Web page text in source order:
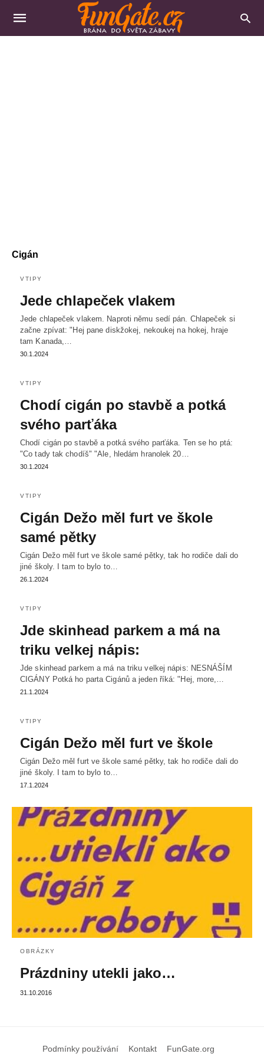
Cigán
VTIPY
Jede chlapeček vlakem
Jede chlapeček vlakem. Naproti němu sedí pán. Chlapeček si
začne zpívat: "Hej pane diskžokej, nekoukej na hokej, hraje
tam Kanada,…
30.1.2024
VTIPY
Chodí cigán po stavbě a potká
svého parťáka
Chodí cigán po stavbě a potká svého parťáka. Ten se ho ptá:
"Co tady tak chodíš" "Ale, hledám hranolek 20…
30.1.2024
VTIPY
Cigán Dežo měl furt ve škole
samé pětky
Cigán Dežo měl furt ve škole samé pětky, tak ho rodiče dali do
jiné školy. I tam to bylo to…
26.1.2024
VTIPY
Jde skinhead parkem a má na
triku velkej nápis:
Jde skinhead parkem a má na triku velkej nápis: NESNÁŠÍM
CIGÁNY Potká ho parta Cigánů a jeden říká: "Hej, more,…
21.1.2024
VTIPY
Cigán Dežo měl furt ve škole
Cigán Dežo měl furt ve škole samé pětky, tak ho rodiče dali do
jiné školy. I tam to bylo to…
17.1.2024
OBRÁZKY
Prázdniny utekli jako…
31.10.2016
Podmínky používání Kontakt FunGate.org